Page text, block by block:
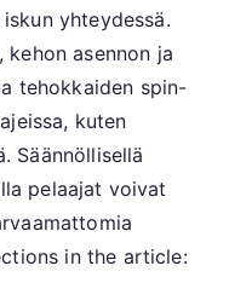
yhteydessä.
asennon ja
tehokkaiden spin-
kuten
Säännöllisellä
pelaajat voivat
in the article: